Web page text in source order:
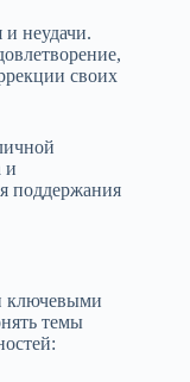
и неудачи.
своих
и
поддержания
ключевыми
темы